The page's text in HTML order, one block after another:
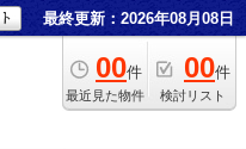
最終更新：2026年08月08日
00件
最近見た物件
00件
検討リスト